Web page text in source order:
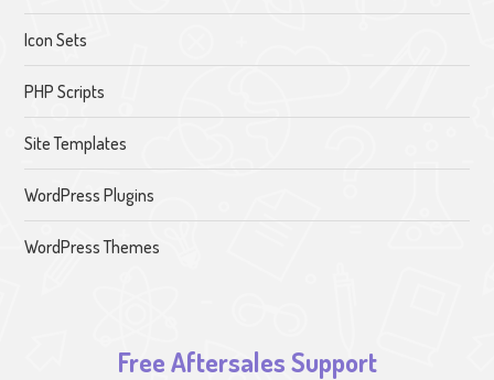
Icon Sets
PHP Scripts
Site Templates
WordPress Plugins
WordPress Themes
Free Aftersales Support